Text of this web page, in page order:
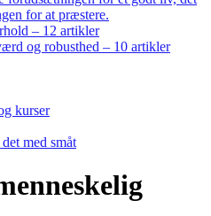
for at præstere.
– 12 artikler
og robusthed – 10 artikler
kurser
med småt